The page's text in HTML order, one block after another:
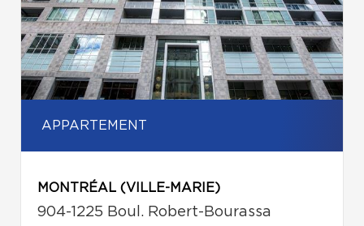
APPARTEMENT
MONTRÉAL (VILLE-MARIE)
904-1225 Boul. Robert-Bourassa